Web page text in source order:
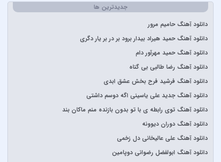
آبان بند
آدوین
آراز
آرتا
آرتا و آرون
آرتا و پارسالیپ
آرش AP
آرش و ساسی
آرمان گرشاسبی
آرمین زارعی
آرون افشار
جدیدترین ها
دانلود آهنگ حامیم مرور
دانلود آهنگ حمید هیراد بیدار برود بر در بر یار دگری
دانلود آهنگ حمید مهرآور دام
دانلود آهنگ رضا طالبی بی گناه
دانلود آهنگ فرشید فرح بخش عشق ابدی
دانلود آهنگ جدید علی یاسینی اگه دوسم داشتی
دانلود آهنگ توی رابطه ی با تو بدون بازنده منم ماکان بند
دانلود آهنگ دوران دیوونه
دانلود آهنگ علی عالیخانی دل زخمی
دانلود آهنگ ابولفضل رضوانی دوپامین